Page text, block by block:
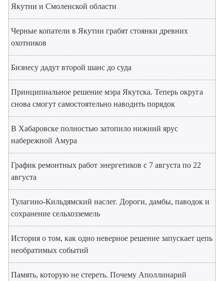
Якутии и Смоленской области
Черные копатели в Якутии грабят стоянки древних
охотников
Бизнесу дадут второй шанс до суда
Принципиальное решение мэра Якутска. Теперь округа
снова смогут самостоятельно наводить порядок
В Хабаровске полностью затопило нижний ярус
набережной Амура
График ремонтных работ энергетиков с 7 августа по 22
августа
Тулагино-Кильдямский наслег. Дороги, дамбы, паводок и
сохранение сельхозземель
История о том, как одно неверное решение запускает цепь
необратимых событий
Память, которую не стереть. Почему Аполлинарий